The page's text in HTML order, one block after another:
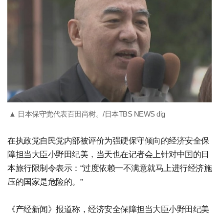
▲ 日本保守党代表百田尚树。/日本TBS NEWS dig
在执政党自民党内部被评价为强硬保守倾向的经济安全保
障担当大臣小野田纪美，当天也在记者会上针对中国的日
本旅行限制令表示：“过度依赖一不满意就马上进行经济施
压的国家是危险的。”
《产经新闻》报道称，经济安全保障担当大臣小野田纪美